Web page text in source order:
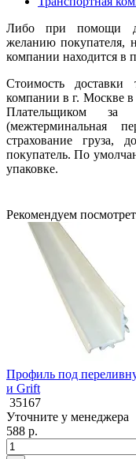
Либо при помощи
желанию покупателя,
компании находится
Стоимость доставки
компании в г. Москве
Плательщиком за
(межтерминальная
страхование груза,
покупатель. По
упаковке.
Рекомендуем
Профиль под
и Grift
35167
Уточните у менеджера
588 р.